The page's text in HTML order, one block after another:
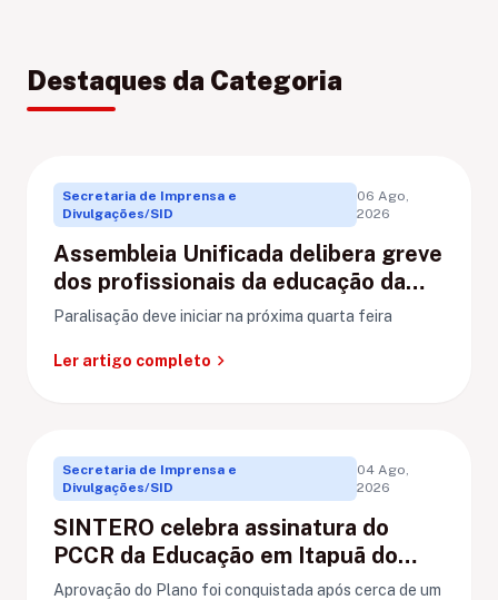
Destaques da Categoria
Secretaria de Imprensa e
Divulgações/SID
06 Ago,
2026
Assembleia Unificada delibera greve
dos profissionais da educação da
rede municipal de Porto Velho
Paralisação deve iniciar na próxima quarta feira
Ler artigo completo chevron_right
Secretaria de Imprensa e
Divulgações/SID
04 Ago,
2026
SINTERO celebra assinatura do
PCCR da Educação em Itapuã do
Oeste
Aprovação do Plano foi conquistada após cerca de um